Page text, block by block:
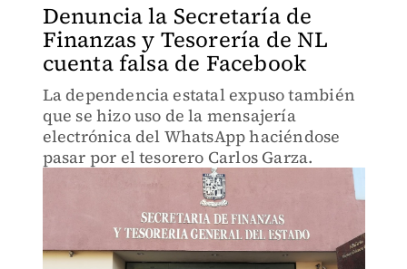
Denuncia la Secretaría de
Finanzas y Tesorería de NL
cuenta falsa de Facebook
La dependencia estatal expuso también
que se hizo uso de la mensajería
electrónica del WhatsApp haciéndose
pasar por el tesorero Carlos Garza.